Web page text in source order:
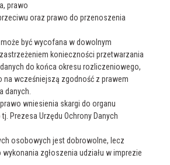
prawo
oraz prawo do przenoszenia
może być wycofana w dowolnym
konieczności przetwarzania
do końca okresu rozliczeniowego,
na wcześniejszą zgodność z prawem
danych.
wniesienia skargi do organu
Prezesa Urzędu Ochrony Danych
osobowych jest dobrowolne, lecz
zgłoszenia udziału w imprezie